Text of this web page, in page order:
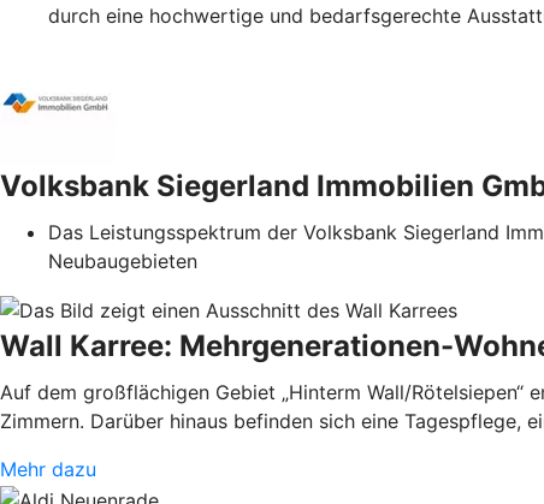
durch eine hochwertige und bedarfsgerechte
Volksbank Siegerland Immobilien
Das Leistungsspektrum der Volksbank Siegerland
Neubaugebieten
Wall Karree: Mehrgenerationen-
Auf dem großflächigen Gebiet „Hinterm Wall/
Zimmern. Darüber hinaus befinden sich eine Tagespflege,
Mehr dazu